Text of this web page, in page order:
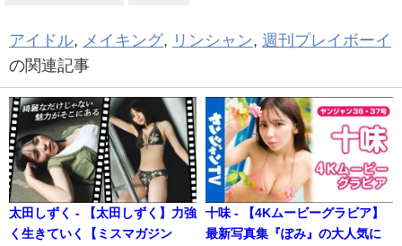
アイドル, メイキング, リンシャン, 週刊プレイボーイ
の関連記事
太田しずく - 【太田しずく】力強
く生きていく【ミスマガジン
十味 - 【4Kムービーグラビア】
最新写真集『ぽみ』の大人気に